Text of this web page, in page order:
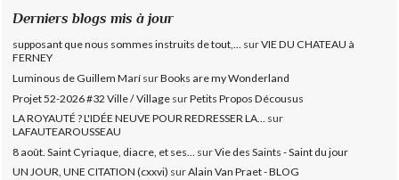
Derniers blogs mis à jour
supposant que nous sommes instruits de tout,... surVIE DU CHATEAU à
FERNEY
Luminous de Guillem Marí surBooks are my Wonderland
Projet 52-2026 #32 Ville / Village surPetits Propos Décousus
LA ROYAUTÉ ? L'IDÉE NEUVE POUR REDRESSER LA... sur
LAFAUTEAROUSSEAU
8 août. Saint Cyriaque, diacre, et ses...
surVie des Saints - Saint du jour
UN JOUR, UNE CITATION (cxxvi) surAlain Van Praet - BLOG